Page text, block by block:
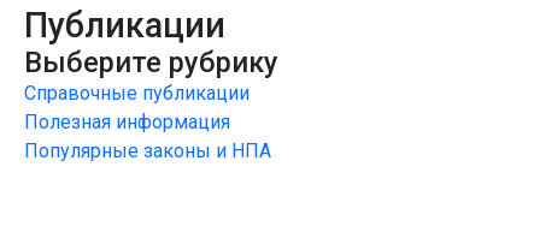
Публикации
Выберите рубрику
Справочные публикации
Полезная информация
Популярные законы и НПА